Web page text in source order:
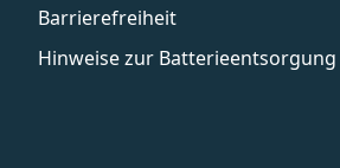
Barrierefreiheit
Hinweise zur Batterieentsorgung